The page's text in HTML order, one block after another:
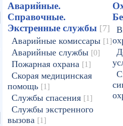
Аварийные.
Справочные.
Экстренные службы [7]
Аварийные комиссары [1]
Аварийные службы [0]
Пожарная охрана [1]
Скорая медицинская
помощь [1]
Службы спасения [1]
Службы экстренного
вызова [1]